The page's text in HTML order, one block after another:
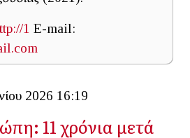
1 E-mail:
2026 16:19
11 χρόνια μετά